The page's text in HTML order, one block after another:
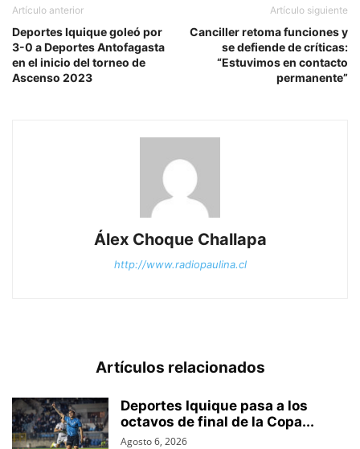
Artículo anterior
Deportes Iquique goleó por
3-0 a Deportes Antofagasta
en el inicio del torneo de
Ascenso 2023
Artículo siguiente
Canciller retoma funciones y
se defiende de críticas:
“Estuvimos en contacto
permanente”
Álex Choque Challapa
http://www.radiopaulina.cl
Artículos relacionados
Deportes Iquique pasa a los
octavos de final de la Copa...
Agosto 6, 2026